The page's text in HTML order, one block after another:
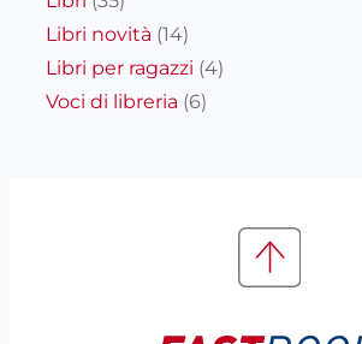
Libri novità (14)
Libri per ragazzi (4)
Voci di libreria (6)